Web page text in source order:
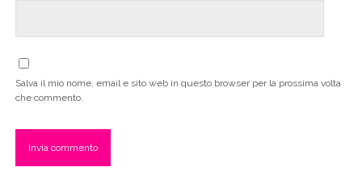
Salva il mio nome, email e sito web in questo browser per la prossima volta
che commento.